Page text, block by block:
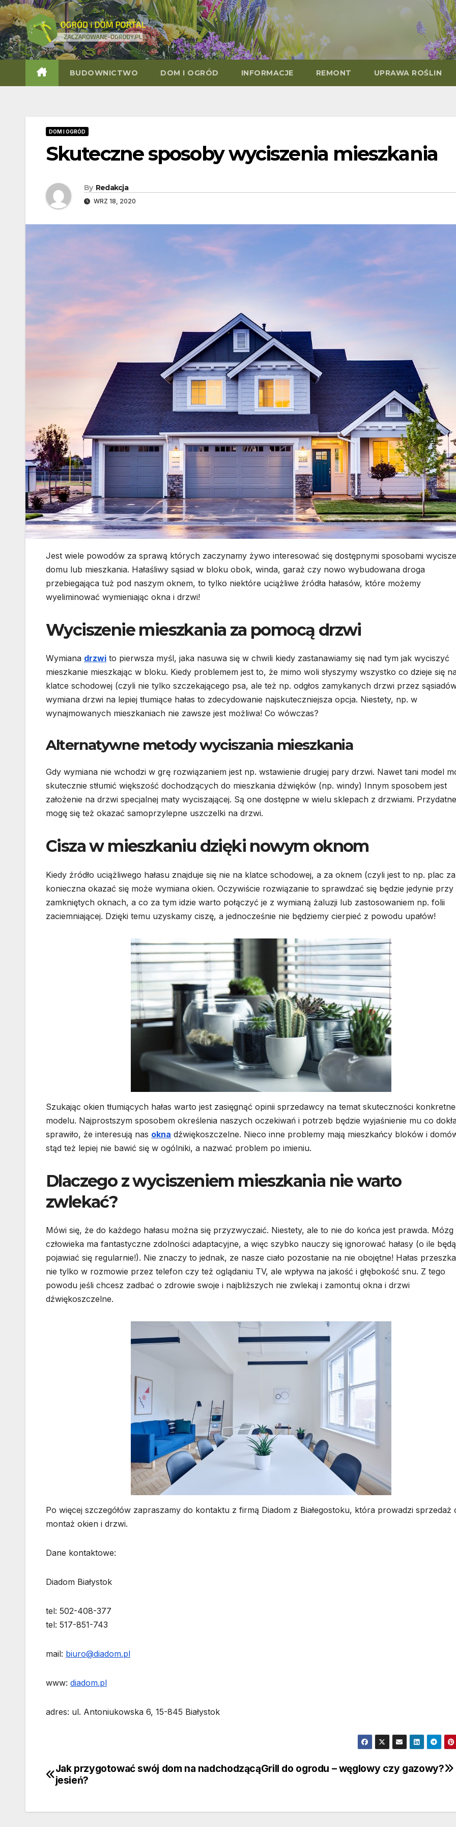
Skip
to
content
BUDOWNICTWO DOM I OGRÓD INFORMACJE REMONT UPRAWA ROŚLIN
DOM I OGRÓD
Skuteczne sposoby wyciszenia mieszkania
By Redakcja
WRZ 18, 2020
Jest wiele powodów za sprawą których zaczynamy żywo interesować się dostępnymi sposobami
domu lub mieszkania. Hałaśliwy sąsiad w bloku obok, winda, garaż czy nowo wybudowana droga
przebiegająca tuż pod naszym oknem, to tylko niektóre uciążliwe źródła hałasów, które możemy
wyeliminować wymieniając okna i drzwi!
Wyciszenie mieszkania za pomocą drzwi
Wymiana drzwi to pierwsza myśl, jaka nasuwa się w chwili kiedy zastanawiamy się nad tym jak wyciszyć
mieszkanie mieszkając w bloku. Kiedy problemem jest to, że mimo woli słyszymy wszystko co dzieje się
klatce schodowej (czyli nie tylko szczekającego psa, ale też np. odgłos zamykanych drzwi przez
wymiana drzwi na lepiej tłumiące hałas to zdecydowanie najskuteczniejsza opcja. Niestety, np. w
wynajmowanych mieszkaniach nie zawsze jest możliwa! Co wówczas?
Alternatywne metody wyciszania mieszkania
Gdy wymiana nie wchodzi w grę rozwiązaniem jest np. wstawienie drugiej pary drzwi. Nawet tani model
skutecznie stłumić większość dochodzących do mieszkania dźwięków (np. windy) Innym sposobem jest
założenie na drzwi specjalnej maty wyciszającej. Są one dostępne w wielu sklepach z drzwiami. Przydatne
mogę się też okazać samoprzylepne uszczelki na drzwi.
Cisza w mieszkaniu dzięki nowym oknom
Kiedy źródło uciążliwego hałasu znajduje się nie na klatce schodowej, a za oknem (czyli jest to np. plac
konieczna okazać się może wymiana okien. Oczywiście rozwiązanie to sprawdzać się będzie jedynie przy
zamkniętych oknach, a co za tym idzie warto połączyć je z wymianą żaluzji lub zastosowaniem np. folii
zaciemniającej. Dzięki temu uzyskamy ciszę, a jednocześnie nie będziemy cierpieć z powodu upałów!
Szukając okien tłumiących hałas warto jest zasięgnąć opinii sprzedawcy na temat skuteczności
modelu. Najprostszym sposobem określenia naszych oczekiwań i potrzeb będzie wyjaśnienie mu co
sprawiło, że interesują nas okna dźwiękoszczelne. Nieco inne problemy mają mieszkańcy bloków i
stąd też lepiej nie bawić się w ogólniki, a nazwać problem po imieniu.
Dlaczego z wyciszeniem mieszkania nie warto
zwlekać?
Mówi się, że do każdego hałasu można się przyzwyczaić. Niestety, ale to nie do końca jest prawda. Mózg
człowieka ma fantastyczne zdolności adaptacyjne, a więc szybko nauczy się ignorować hałasy (o ile będą
pojawiać się regularnie!). Nie znaczy to jednak, ze nasze ciało pozostanie na nie obojętne! Hałas
nie tylko w rozmowie przez telefon czy też oglądaniu TV, ale wpływa na jakość i głębokość snu. Z tego
powodu jeśli chcesz zadbać o zdrowie swoje i najbliższych nie zwlekaj i zamontuj okna i drzwi
dźwiękoszczelne.
Po więcej szczegółów zapraszamy do kontaktu z firmą Diadom z Białegostoku, która prowadzi sprzedaż
montaż okien i drzwi.
Dane kontaktowe:
Diadom Białystok
tel: 502-408-377
tel: 517-851-743
mail: biuro@diadom.pl
www: diadom.pl
adres: ul. Antoniukowska 6, 15-845 Białystok
Nawigacja
Grill do ogrodu – węglowy czy gazowy?
Jak przygotować swój dom na nadchodzącą
jesień?
BUDOWNICTWO
Dom
modułowy
całoroczny –
co zapewnia
producent
30 LIPCA, 2026
DOM I OGRÓD
Rolety
15